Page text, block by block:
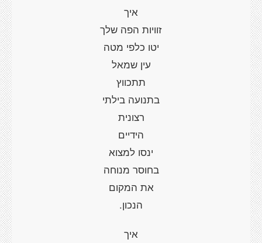
איך
זוויות הפה שלך
יטו כלפי מטה
עין שמאל
תתכווץ
בתנועה בילתי
רצונית
הידיים
ינסו למצוא
בחוסר מנוחה
את המקום
הנכון.
איך